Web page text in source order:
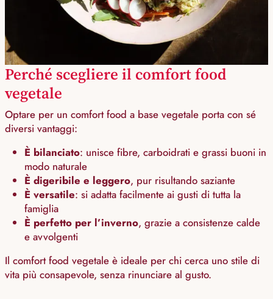
Perché scegliere il comfort food
vegetale
Optare per un comfort food a base vegetale porta con sé
diversi vantaggi:
È bilanciato: unisce fibre, carboidrati e grassi buoni in
modo naturale
È digeribile e leggero, pur risultando saziante
È versatile: si adatta facilmente ai gusti di tutta la
famiglia
È perfetto per l’inverno, grazie a consistenze calde
e avvolgenti
Il comfort food vegetale è ideale per chi cerca uno stile di
vita più consapevole, senza rinunciare al gusto.